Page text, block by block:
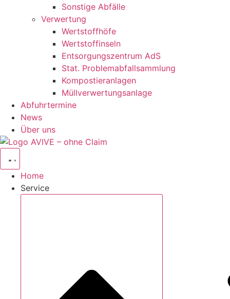
Sonstige Abfälle
Verwertung
Wertstoffhöfe
Wertstoffinseln
Entsorgungszentrum AdS
Stat. Problemabfallsammlung
Kompostieranlagen
Müllverwertungsanlage
Abfuhrtermine
News
Über uns
Home
Service